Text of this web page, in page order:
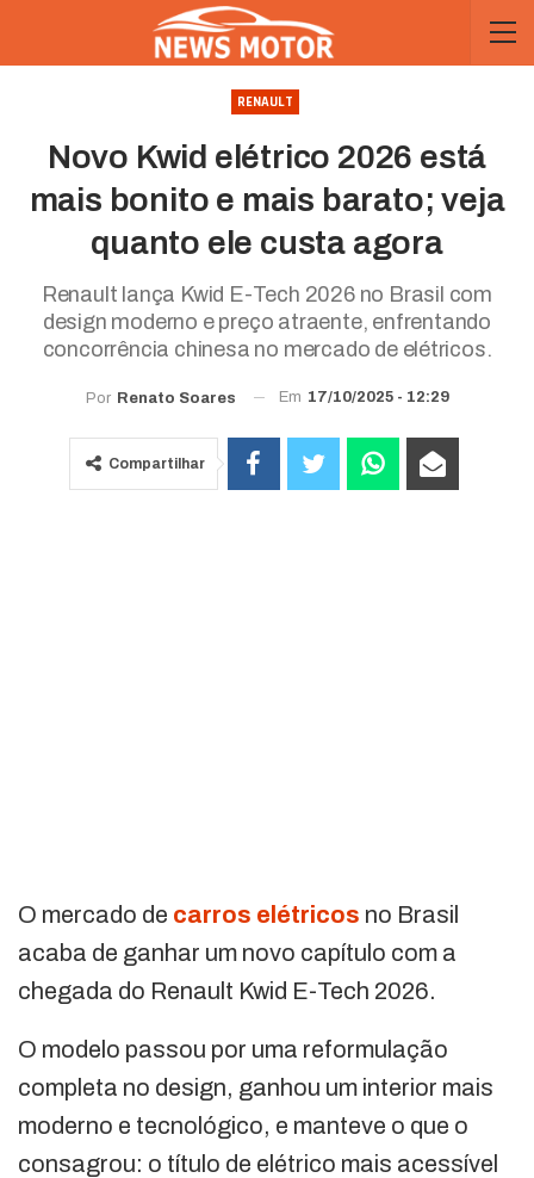
RENAULT
Novo Kwid elétrico 2026 está
mais bonito e mais barato; veja
quanto ele custa agora
Renault lança Kwid E-Tech 2026 no Brasil com
design moderno e preço atraente, enfrentando
concorrência chinesa no mercado de elétricos.
Por Renato Soares Em 17/10/2025 - 12:29
Compartilhar
O mercado de carros elétricos no Brasil
acaba de ganhar um novo capítulo com a
chegada do Renault Kwid E-Tech 2026.
O modelo passou por uma reformulação
completa no design, ganhou um interior mais
moderno e tecnológico, e manteve o que o
consagrou: o título de elétrico mais acessível